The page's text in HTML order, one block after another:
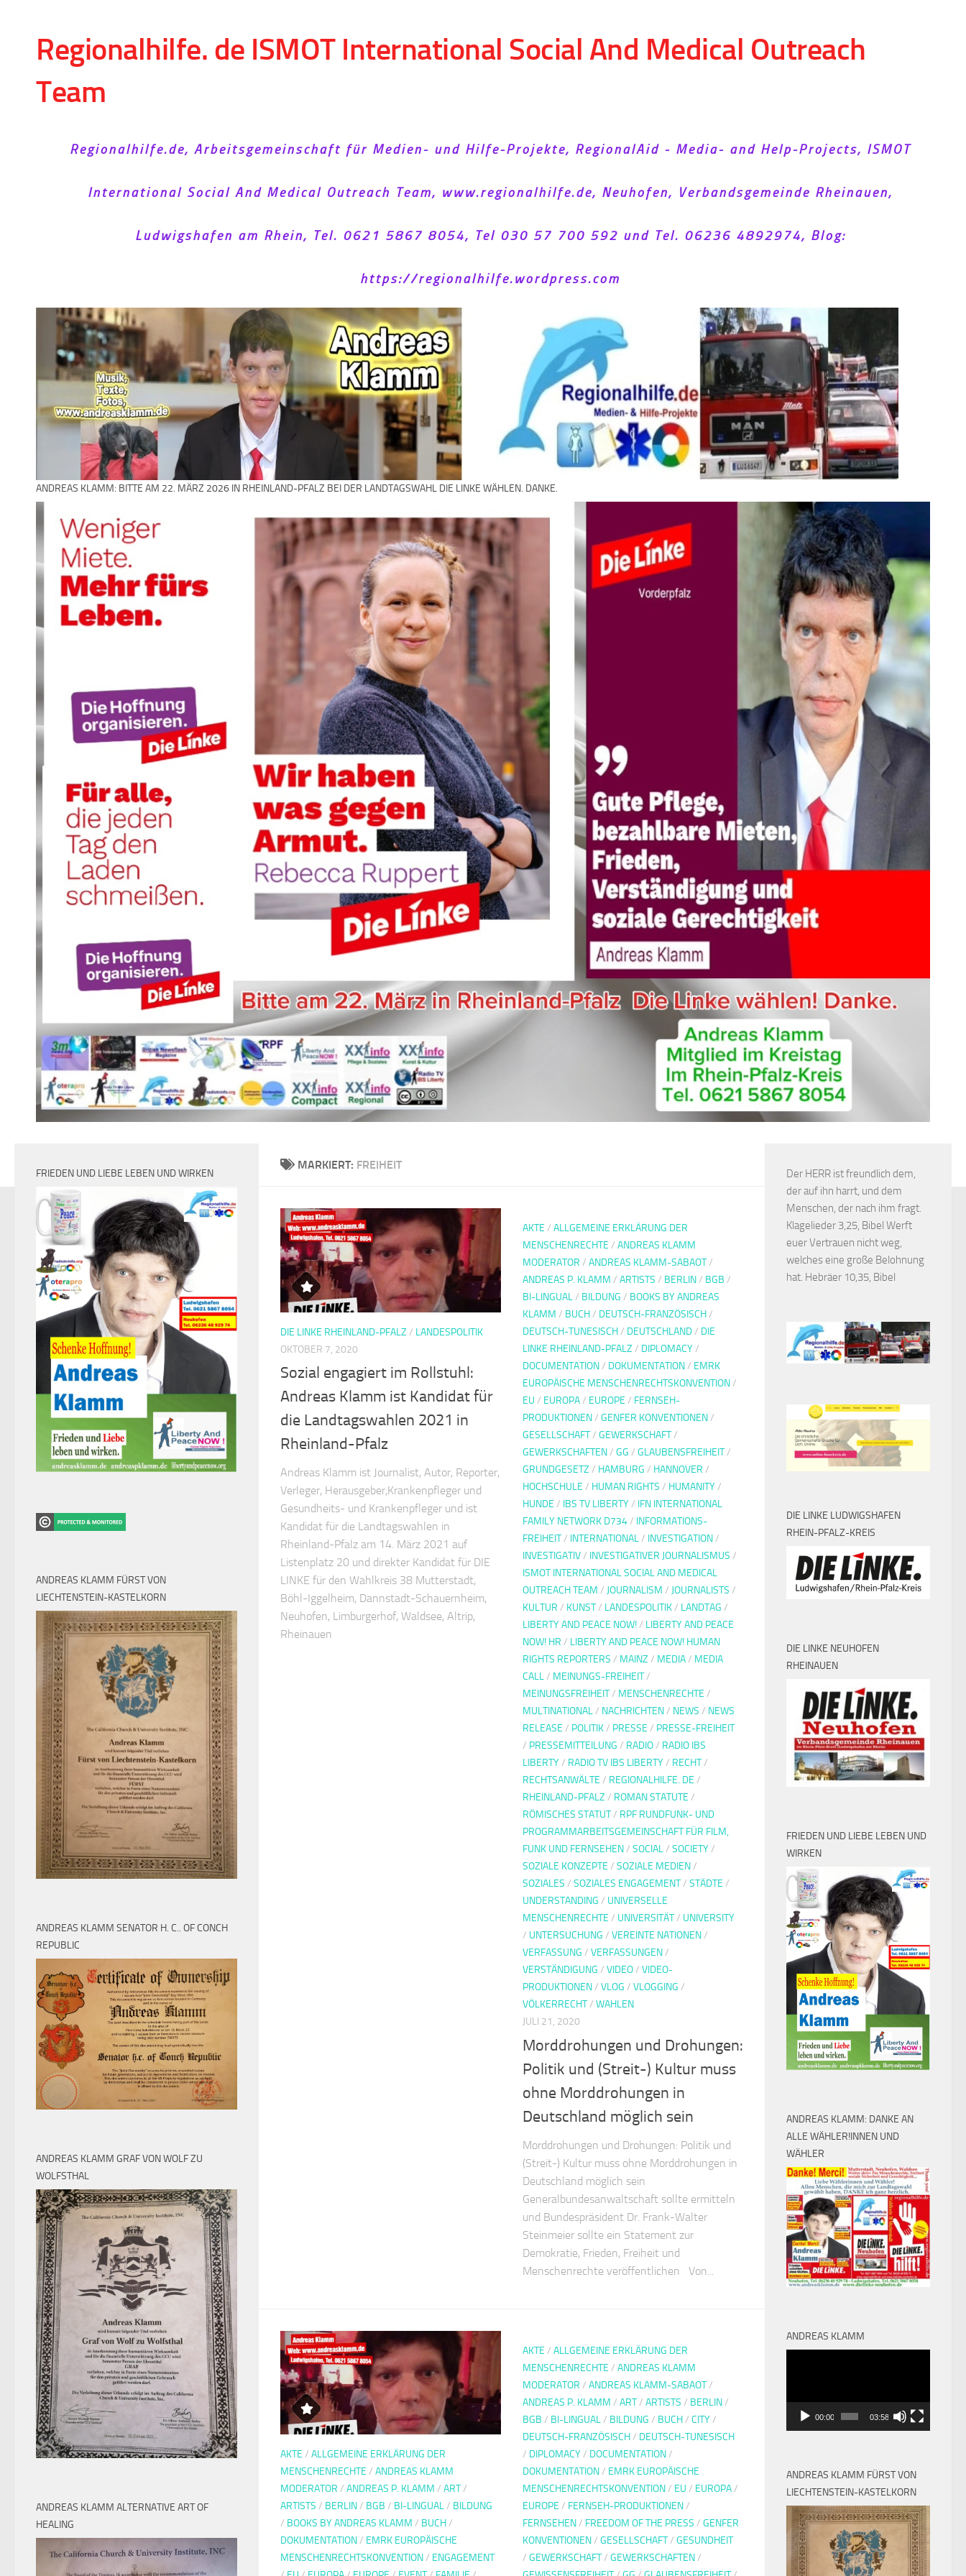
Regionalhilfe. de ISMOT International Social And Medical Outreach
Team
Regionalhilfe.de, Arbeitsgemeinschaft für Medien- und Hilfe-Projekte, RegionalAid - Media- and Help-Projects, ISMOT
International Social And Medical Outreach Team, www.regionalhilfe.de, Neuhofen, Verbandsgemeinde Rheinauen,
Ludwigshafen am Rhein, Tel. 0621 5867 8054, Tel 030 57 700 592 und Tel. 06236 4892974, Blog:
https://regionalhilfe.wordpress.com
ANDREAS KLAMM: BITTE AM 22. MÄRZ 2026 IN RHEINLAND-PFALZ BEI DER LANDTAGSWAHL DIE LINKE WÄHLEN. DANKE.
MARKIERT: FREIHEIT
DIE LINKE RHEINLAND-PFALZ / LANDESPOLITIK
OKTOBER 7, 2020
Sozial engagiert im Rollstuhl:
Andreas Klamm ist Kandidat für
die Landtagswahlen 2021 in
Rheinland-Pfalz
Andreas Klamm ist Journalist, Autor, Reporter,
Verleger, Herausgeber,Krankenpfleger und
Gesundheits- und Krankenpfleger und ist
Kandidat für die Landtagswahlen in
Rheinland-Pfalz am 14. März 2021 auf
Listenplatz 20 und direkter Kandidat für DIE
LINKE für den Wahlkreis 38 Mutterstadt,
Böhl-Iggelheim, Dannstadt-Schauernheim,
Neuhofen, Limburgerhof, Waldsee, Altrip,
Rheinauen
AKTE / ALLGEMEINE ERKLÄRUNG DER
MENSCHENRECHTE / ANDREAS KLAMM
MODERATOR / ANDREAS KLAMM-SABAOT/
ANDREAS P. KLAMM / ARTISTS / BERLIN/ BGB /
BI-LINGUAL/ BILDUNG / BOOKS BY ANDREAS
KLAMM / BUCH/ DEUTSCH-FRANZÖSISCH/
DEUTSCH-TUNESISCH/ DEUTSCHLAND/ DIE
LINKE RHEINLAND-PFALZ / DIPLOMACY/
DOCUMENTATION/ DOKUMENTATION/ EMRK
EUROPÄISCHE MENSCHENRECHTSKONVENTION/
EU / EUROPA/ EUROPE / FERNSEH-
PRODUKTIONEN/ GENFER KONVENTIONEN/
GESELLSCHAFT/ GEWERKSCHAFT/
GEWERKSCHAFTEN/ GG / GLAUBENSFREIHEIT/
GRUNDGESETZ / HAMBURG / HANNOVER /
HOCHSCHULE / HUMAN RIGHTS / HUMANITY/
HUNDE / IBS TV LIBERTY/ IFN INTERNATIONAL
FAMILY NETWORK D734/ INFORMATIONS-
FREIHEIT/ INTERNATIONAL/ INVESTIGATION/
INVESTIGATIV/ INVESTIGATIVER JOURNALISMUS /
ISMOT INTERNATIONAL SOCIAL AND MEDICAL
OUTREACH TEAM / JOURNALISM / JOURNALISTS /
KULTUR / KUNST/ LANDESPOLITIK/ LANDTAG /
LIBERTY AND PEACE NOW!/ LIBERTY AND PEACE
NOW! HR / LIBERTY AND PEACE NOW! HUMAN
RIGHTS REPORTERS / MAINZ / MEDIA/ MEDIA
CALL/ MEINUNGS-FREIHEIT/
MEINUNGSFREIHEIT/ MENSCHENRECHTE /
MULTINATIONAL/ NACHRICHTEN/ NEWS / NEWS
RELEASE / POLITIK/ PRESSE / PRESSE-FREIHEIT
/ PRESSEMITTEILUNG / RADIO/ RADIO IBS
LIBERTY/ RADIO TV IBS LIBERTY/ RECHT/
RECHTSANWÄLTE / REGIONALHILFE. DE /
RHEINLAND-PFALZ / ROMAN STATUTE /
RÖMISCHES STATUT/ RPF RUNDFUNK- UND
PROGRAMMARBEITSGEMEINSCHAFT FÜR FILM,
FUNK UND FERNSEHEN/ SOCIAL/ SOCIETY/
SOZIALE KONZEPTE / SOZIALE MEDIEN/
SOZIALES / SOZIALES ENGAGEMENT/ STÄDTE /
UNDERSTANDING / UNIVERSELLE
MENSCHENRECHTE / UNIVERSITÄT/ UNIVERSITY
/ UNTERSUCHUNG / VEREINTE NATIONEN/
VERFASSUNG / VERFASSUNGEN/
VERSTÄNDIGUNG / VIDEO/ VIDEO-
PRODUKTIONEN/ VLOG / VLOGGING /
VÖLKERRECHT/ WAHLEN
JULI 21, 2020
Morddrohungen und Drohungen:
Politik und (Streit-) Kultur muss
ohne Morddrohungen in
Deutschland möglich sein
Morddrohungen und Drohungen: Politik und
(Streit-) Kultur muss ohne Morddrohungen in
Deutschland möglich sein
Generalbundesanwaltschaft sollte ermitteln
und Bundespräsident Dr. Frank-Walter
Steinmeier sollte ein Statement zur
Demokratie, Frieden, Freiheit und
Menschenrechte veröffentlichen Von...
AKTE / ALLGEMEINE ERKLÄRUNG DER
MENSCHENRECHTE / ANDREAS KLAMM
MODERATOR / ANDREAS P. KLAMM / ART/
ARTISTS / BERLIN/ BGB / BI-LINGUAL/ BILDUNG
/ BOOKS BY ANDREAS KLAMM / BUCH/
DOKUMENTATION/ EMRK EUROPÄISCHE
MENSCHENRECHTSKONVENTION/ ENGAGEMENT
AKTE / ALLGEMEINE ERKLÄRUNG DER
MENSCHENRECHTE / ANDREAS KLAMM
MODERATOR / ANDREAS KLAMM-SABAOT/
ANDREAS P. KLAMM / ART/ ARTISTS / BERLIN/
BGB / BI-LINGUAL/ BILDUNG / BUCH/ CITY/
DEUTSCH-FRANZÖSISCH/ DEUTSCH-TUNESISCH
/ DIPLOMACY/ DOCUMENTATION/
DOKUMENTATION/ EMRK EUROPÄISCHE
MENSCHENRECHTSKONVENTION/ EU / EUROPA/
EUROPE / FERNSEH-PRODUKTIONEN/
FERNSEHEN/ FREEDOM OF THE PRESS / GENFER
KONVENTIONEN/ GESELLSCHAFT/ GESUNDHEIT
/ GEWERKSCHAFT/ GEWERKSCHAFTEN/
FRIEDEN UND LIEBE LEBEN UND WIRKEN
ANDREAS KLAMM FÜRST VON
LIECHTENSTEIN-KASTELKORN
ANDREAS KLAMM SENATOR H. C.. OF CONCH
REPUBLIC
ANDREAS KLAMM GRAF VON WOLF ZU
WOLFSTHAL
ANDREAS KLAMM ALTERNATIVE ART OF
HEALING
Der HERR ist freundlich dem,
der auf ihn harrt, und dem
Menschen, der nach ihm fragt.
Klagelieder 3,25, Bibel Werft
euer Vertrauen nicht weg,
welches eine große Belohnung
hat. Hebräer 10,35, Bibel
DIE LINKE LUDWIGSHAFEN
RHEIN-PFALZ-KREIS
DIE LINKE NEUHOFEN
RHEINAUEN
FRIEDEN UND LIEBE LEBEN UND
WIRKEN
ANDREAS KLAMM: DANKE AN
ALLE WÄHLER!INNEN UND
WÄHLER
ANDREAS KLAMM
00:00 03:58
ANDREAS KLAMM FÜRST VON
LIECHTENSTEIN-KASTELKORN